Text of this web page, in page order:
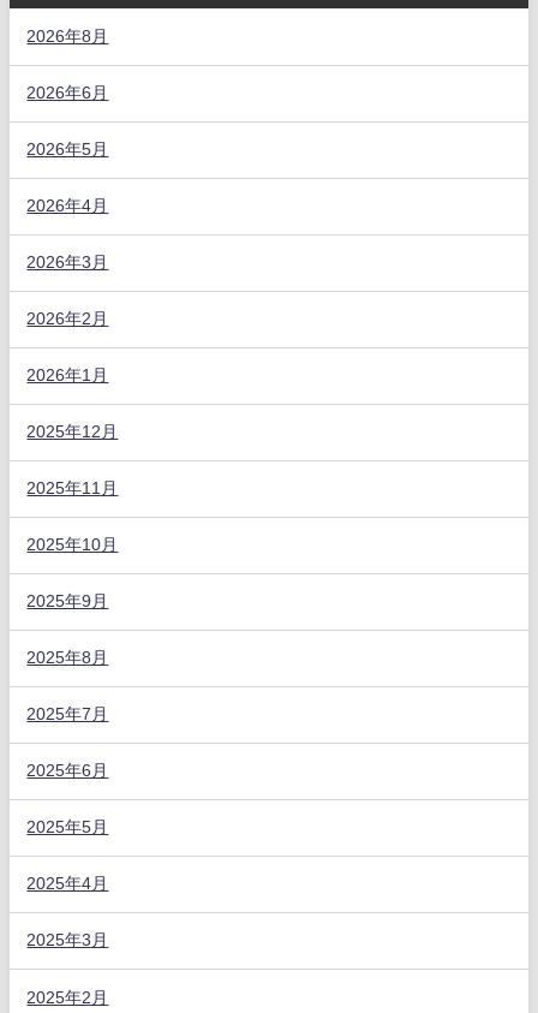
2026年8月
2026年6月
2026年5月
2026年4月
2026年3月
2026年2月
2026年1月
2025年12月
2025年11月
2025年10月
2025年9月
2025年8月
2025年7月
2025年6月
2025年5月
2025年4月
2025年3月
2025年2月